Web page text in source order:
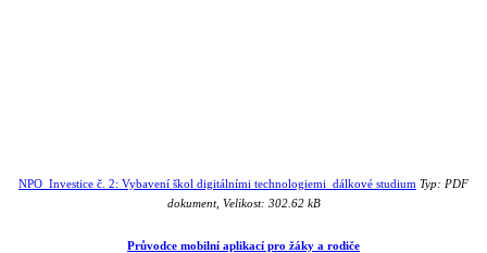
NPO_Investice č. 2: Vybavení škol digitálními technologiemi_dálkové studium Typ: PDF
dokument, Velikost: 302.62 kB
Průvodce mobilní aplikací pro žáky a rodiče